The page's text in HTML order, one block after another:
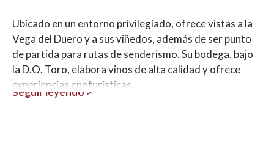
Ubicado en un entorno privilegiado, ofrece vistas a la
Vega del Duero y a sus viñedos, además de ser punto
de partida para rutas de senderismo. Su bodega, bajo
la D.O. Toro, elabora vinos de alta calidad y ofrece
experiencias enoturísticas.
Seguir leyendo >